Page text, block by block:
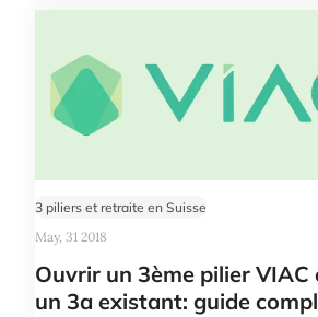
3 piliers et retraite en Suisse
May, 31 2018
Ouvrir un 3ème pilier
un 3a existant: guide